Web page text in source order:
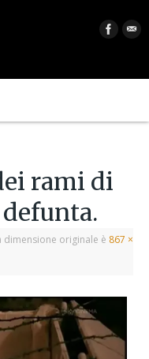
rami di
dimensione originale è 867 ×